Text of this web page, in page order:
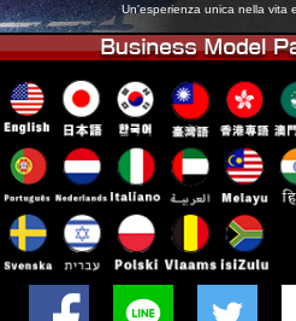
Okinawa
Un'esperienza unica nella vita